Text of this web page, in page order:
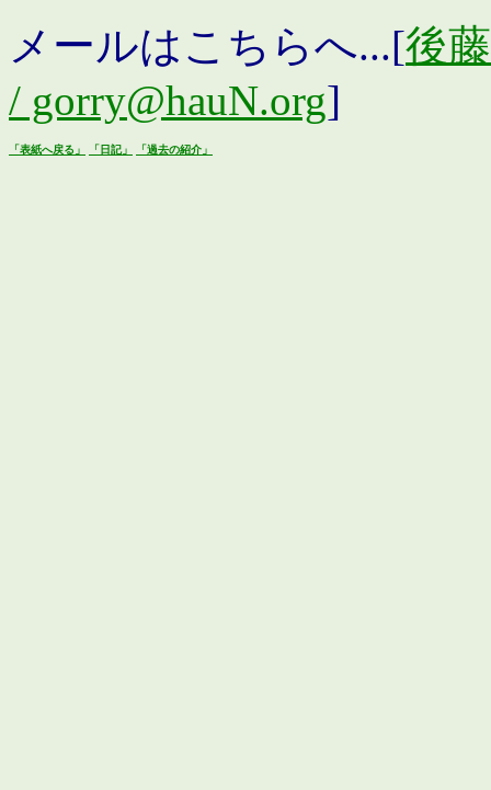
メールはこちらへ...[後
/ gorry@hauN.org]
「表紙へ戻る」 「日記」 「過去の紹介」